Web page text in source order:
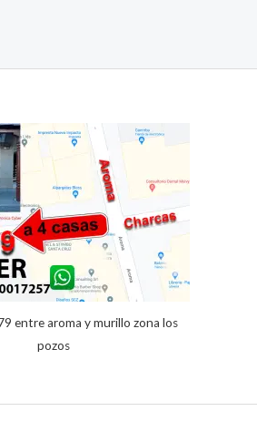
entre aroma y murillo zona los
pozos